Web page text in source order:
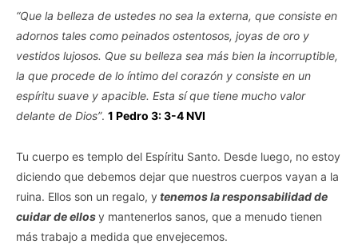
“Que la belleza de ustedes no sea la externa, que consiste en
adornos tales como peinados ostentosos, joyas de oro y
vestidos lujosos. Que su belleza sea más bien la incorruptible,
la que procede de lo íntimo del corazón y consiste en un
espíritu suave y apacible. Esta sí que tiene mucho valor
delante de Dios”. 1 Pedro 3: 3-4 NVI
Tu cuerpo es templo del Espíritu Santo. Desde luego, no estoy
diciendo que debemos dejar que nuestros cuerpos vayan a la
ruina. Ellos son un regalo, y tenemos la responsabilidad de
cuidar de ellosy mantenerlos sanos, que a menudo tienen
más trabajo a medida que envejecemos.